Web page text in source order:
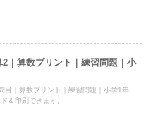
2｜算数プリント｜練習問題｜小
目｜算数プリント｜練習問題｜小学1年
＆印刷できます。